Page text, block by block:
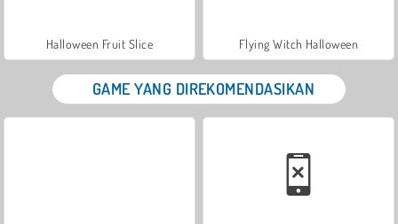
Halloween Fruit Slice Flying Witch Halloween
GAME YANG DIREKOMENDASIKAN